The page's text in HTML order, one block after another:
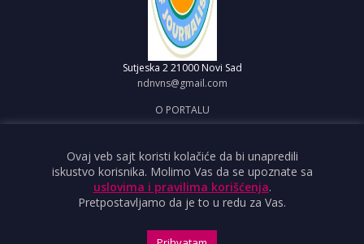
Sutjeska 2 21000 Novi Sad
ndnvns@gmail.com
O PORTALU
OBJAVI VEST
USLOVI KORIŠĆENJA
Ovaj veb sajt koristi kolačiće da bi unapredili
iskustvo korisnika. Molimo Vas da se upoznate sa
uslovima i pravilima korišćenja.
Pretpostavljamo da je to u redu za Vas.